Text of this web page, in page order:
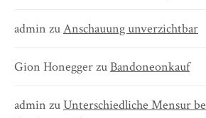
admin zuAnschauung unverzichtbar
Gion HoneggerzuBandoneonkauf
admin zuUnterschiedliche Mensur